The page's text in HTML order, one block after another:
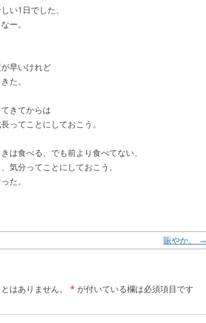
い1日でした、
ー。
早いけれど
た。
きてからは
ってことにしておこう。
は食べる、でも前より食べてない、
気分ってことにしておこう。
た。
賑やか。 →
はありません。 * が付いている欄は必須項目です